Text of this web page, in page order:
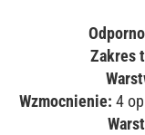
Zakres
Wzmocnienie: 4